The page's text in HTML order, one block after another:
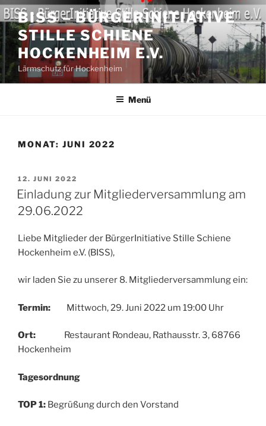
Zum
Inhalt
springen
BISS – BÜRGERINITIATIVE
STILLE SCHIENE
HOCKENHEIM E.V.
Lärmschutz für Hockenheim
Menü
MONAT: JUNI 2022
VERÖFFENTLICHT
AM
12. JUNI 2022
Einladung zur Mitgliederversammlung am
29.06.2022
Liebe Mitglieder der BürgerInitiative Stille Schiene
Hockenheim e.V. (BISS),
wir laden Sie zu unserer 8. Mitgliederversammlung ein:
Termin: Mittwoch, 29. Juni 2022 um 19:00 Uhr
Ort: Restaurant Rondeau, Rathausstr. 3, 68766
Hockenheim
Tagesordnung
TOP 1: Begrüßung durch den Vorstand